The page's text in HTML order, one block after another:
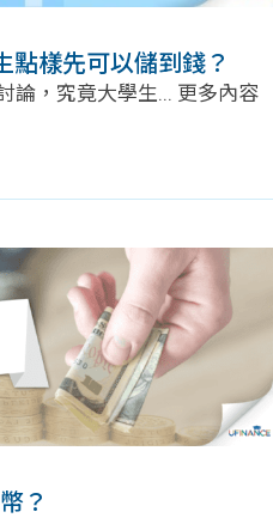
貸款
理財
貸款
101
點樣先可以儲到錢？
論，究竟大學生... 更多內容
？